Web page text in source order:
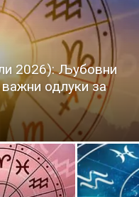
2026): Љубовни
одлуки за